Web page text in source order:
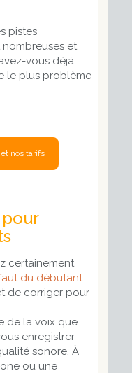
pistes
et
vous déjà
le plus problème
nos tarifs
certainement
du débutant
de corriger pour
de la voix que
enregistrer
sonore. À
ou une